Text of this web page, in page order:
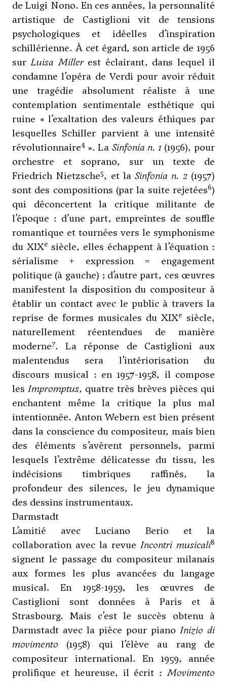
de Luigi Nono. En ces années, la personnalité
artistique de Castiglioni vit de tensions
psychologiques et idéelles d’inspiration
schillérienne. À cet égard, son article de 1956
surLuisa Millerest éclairant, dans lequel il
condamne l’opéra de Verdi pour avoir réduit
une tragédie absolument réaliste à une
contemplation sentimentale esthétique qui
ruine « l’exaltation des valeurs éthiques par
lesquelles Schiller parvient à une intensité
révolutionnaire4 ». La Sinfonia n. 1 (1956), pour
orchestre et soprano, sur un texte de
Friedrich Nietzsche5, et laSinfonia n. 2 (1957)
sont des compositions (par la suite rejetées6)
qui déconcertent la critique militante de
l’époque : d’une part, empreintes de souffle
romantique et tournées vers le symphonisme
du XIXe siècle, elles échappent à l’équation :
sérialisme + expression = engagement
politique (à gauche) ; d’autre part, ces œuvres
manifestent la disposition du compositeur à
établir un contact avec le public à travers la
reprise de formes musicales du XIXe siècle,
naturellement réentendues de manière
moderne7. La réponse de Castiglioni aux
malentendus sera l’intériorisation du
discours musical : en 1957-1958, il compose
les Impromptus, quatre très brèves pièces qui
enchantent même la critique la plus mal
intentionnée.Anton Webern est bien présent
dans la conscience du compositeur, mais bien
des éléments s’avèrent personnels, parmi
lesquels l’extrême délicatesse du tissu, les
indécisions timbriques raffinés, la
profondeur des silences, le jeu dynamique
des dessins instrumentaux.
Darmstadt
L’amitié avecLuciano Berio et la
collaboration avec la revue Incontri musicali8
signent le passage du compositeur milanais
aux formes les plus avancées du langage
musical. En 1958-1959, les œuvres de
Castiglioni sont données à Paris et à
Strasbourg. Mais c’est le succès obtenu à
Darmstadt avec la pièce pour piano Inizio di
movimento (1958) qui l’élève au rang de
compositeur international. En 1959, année
prolifique et heureuse, il écrit :Movimento